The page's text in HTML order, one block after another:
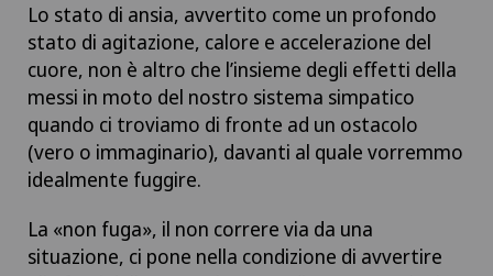
Lo stato di ansia, avvertito come un profondo
stato di agitazione, calore e accelerazione del
cuore, non è altro che l’insieme degli effetti della
messi in moto del nostro sistema simpatico
quando ci troviamo di fronte ad un ostacolo
(vero o immaginario), davanti al quale vorremmo
idealmente fuggire.
La «non fuga», il non correre via da una
situazione, ci pone nella condizione di avvertire